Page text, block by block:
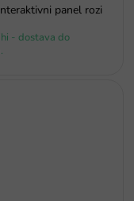
panel rozi
- dostava do